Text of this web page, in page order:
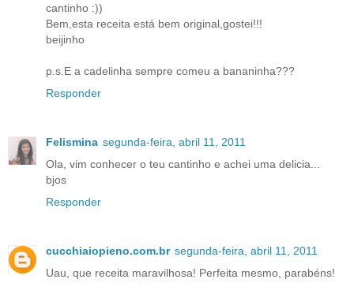
cantinho :))
Bem,esta receita está bem original,gostei!!!
beijinho
p.s.E a cadelinha sempre comeu a bananinha???
Responder
Felismina segunda-feira, abril 11, 2011
Ola, vim conhecer o teu cantinho e achei uma delicia...
bjos
Responder
cucchiaiopieno.com.br segunda-feira, abril 11, 2011
Uau, que receita maravilhosa! Perfeita mesmo, parabéns!